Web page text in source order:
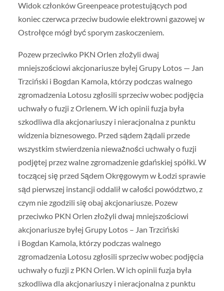
Widok członków Greenpeace protestujących pod
koniec czerwca przeciw budowie elektrowni gazowej w
Ostrołęce mógł być sporym zaskoczeniem.
Pozew przeciwko PKN Orlen złożyli dwaj
mniejszościowi akcjonariusze byłej Grupy Lotos — Jan
Trzciński i Bogdan Kamola, którzy podczas walnego
zgromadzenia Lotosu zgłosili sprzeciw wobec podjęcia
uchwały o fuzji z Orlenem. W ich opinii fuzja była
szkodliwa dla akcjonariuszy i nieracjonalna z punktu
widzenia biznesowego. Przed sądem żądali przede
wszystkim stwierdzenia nieważności uchwały o fuzji
podjętej przez walne zgromadzenie gdańskiej spółki. W
toczącej się przed Sądem Okręgowym w Łodzi sprawie
sąd pierwszej instancji oddalił w całości powództwo, z
czym nie zgodzili się obaj akcjonariusze. Pozew
przeciwko PKN Orlen złożyli dwaj mniejszościowi
akcjonariusze byłej Grupy Lotos – Jan Trzciński
i Bogdan Kamola, którzy podczas walnego
zgromadzenia Lotosu zgłosili sprzeciw wobec podjęcia
uchwały o fuzji z PKN Orlen. W ich opinii fuzja była
szkodliwa dla akcjonariuszy i nieracjonalna z punktu